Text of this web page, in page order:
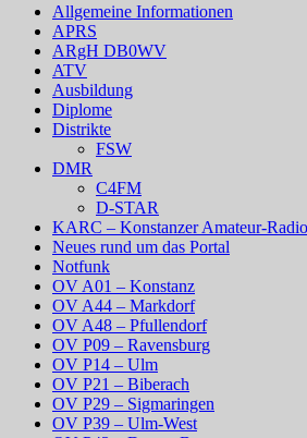
Allgemeine Informationen
APRS
ARgH DB0WV
ATV
Ausbildung
Diplome
Distrikte
FSW
DMR
C4FM
D-STAR
KARC – Konstanzer Amateur-
Neues rund um das Portal
Notfunk
OV A01 – Konstanz
OV A44 – Markdorf
OV A48 – Pfullendorf
OV P09 – Ravensburg
OV P14 – Ulm
OV P21 – Biberach
OV P29 – Sigmaringen
OV P39 – Ulm-West